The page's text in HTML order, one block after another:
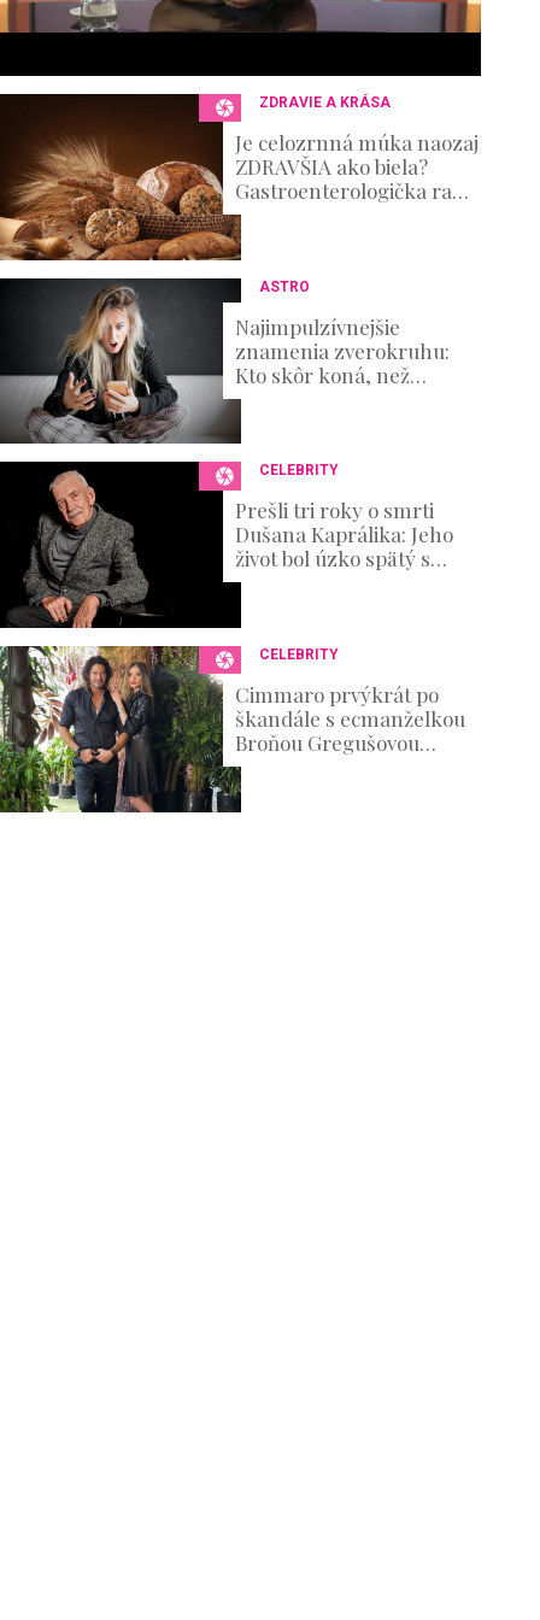
ZDRAVIE A KRÁSA
Je celozrnná múka naozaj
ZDRAVŠIA ako biela?
Gastroenterologička radí,
ako z pečiva vyťažiť
maximum
ASTRO
Najimpulzívnejšie
znamenia zverokruhu:
Kto skôr koná, než
premýšľa nad
CELEBRITY
Prešli tri roky o smrti
Dušana Kaprálika: Jeho
život bol úzko spätý s
divadlom, no nechýbali v
skúšky
CELEBRITY
Cimmaro prvýkrát po
škandále s ecmanželkou
Broňou Gregušovou
prvýkrát prehovoril:
Existenčné problémy